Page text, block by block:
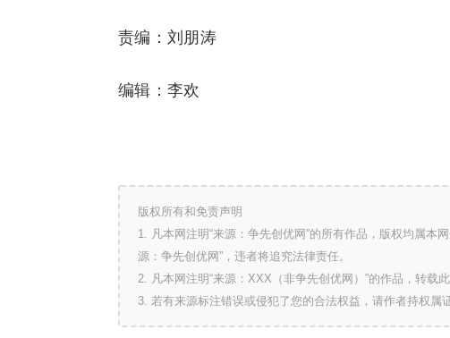
责编：刘朋涛
编辑：李欢
版权所有和免责声明
1. 凡本网注明“来源：争先创优网”的所有作品，版权均属本
源：争先创优网”，违者将追究法律责任。
2. 凡本网注明“来源：XXX（非争先创优网）”的作品，转载
3. 若有来源标注错误或侵犯了您的合法权益，请作者持权属